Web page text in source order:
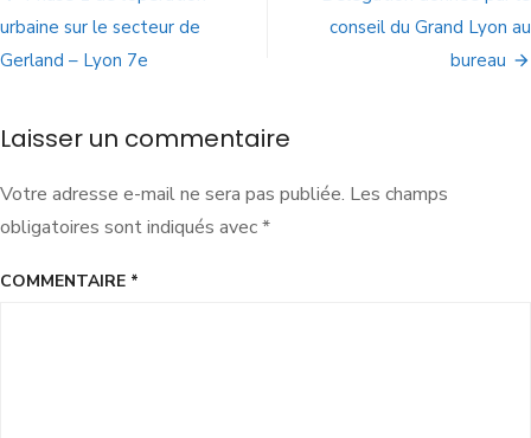
urbaine sur le secteur de
Gerland – Lyon 7e
conseil du Grand Lyon au
bureau
Laisser un commentaire
Votre adresse e-mail ne sera pas publiée. Les champs
obligatoires sont indiqués avec*
COMMENTAIRE *